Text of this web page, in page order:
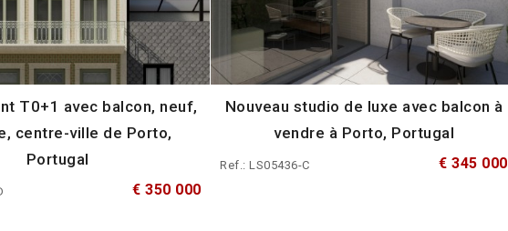
T0+1 avec balcon, neuf,
centre-ville de Porto,
Portugal
€ 350 000
Nouveau studio de luxe avec balcon à
vendre à Porto, Portugal
Ref.: LS05436-C € 345 000